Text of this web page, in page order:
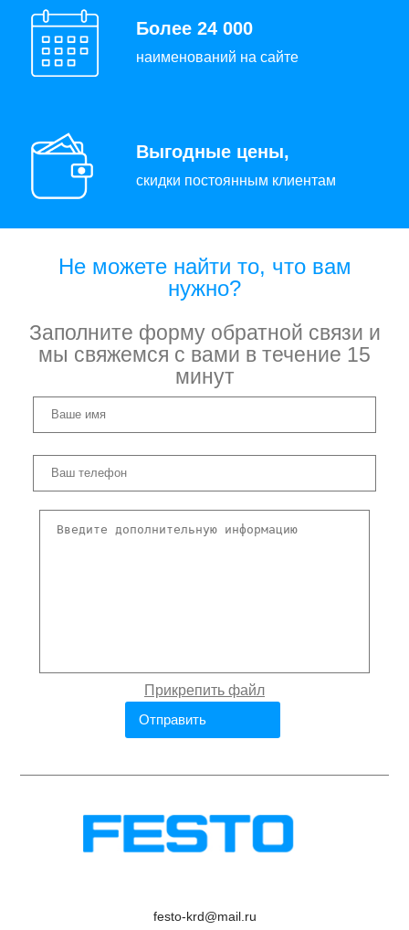
Более 24 000
наименований на сайте
Выгодные цены,
скидки постоянным клиентам
Не можете найти то, что вам
нужно?
Заполните форму обратной связи и
мы свяжемся с вами в течение 15
минут
festo-krd@mail.ru